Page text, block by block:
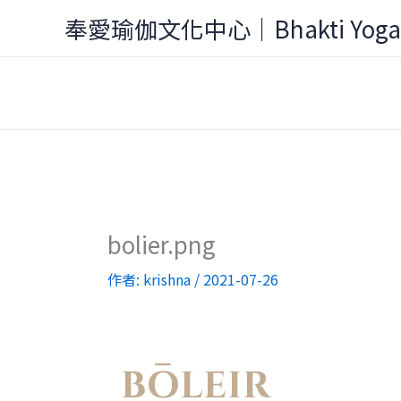
主
容
奉愛瑜伽文化中心｜Bhakti Yoga
bolier.png
作者: krishna / 2021-07-26